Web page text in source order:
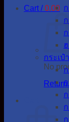
Cart /0.00
No
กระเป๋